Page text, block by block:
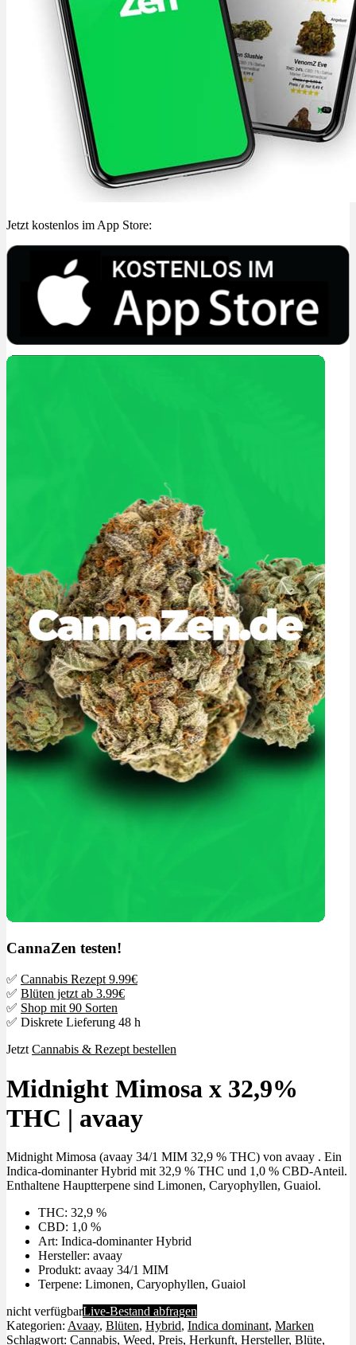
Jetzt kostenlos im App Store:
CannaZen testen!
✅ Cannabis Rezept 9.99€
✅ Blüten jetzt ab 3.99€
✅ Shop mit 90 Sorten
✅ Diskrete Lieferung 48 h
Jetzt Cannabis & Rezept bestellen
Midnight Mimosa x 32,9%
THC | avaay
Midnight Mimosa (avaay 34/1 MIM 32,9 % THC) von avaay . Ein
Indica-dominanter Hybrid mit 32,9 % THC und 1,0 % CBD-Anteil.
Enthaltene Hauptterpene sind Limonen, Caryophyllen, Guaiol.
THC: 32,9 %
CBD: 1,0 %
Art: Indica-dominanter Hybrid
Hersteller: avaay
Produkt: avaay 34/1 MIM
Terpene: Limonen, Caryophyllen, Guaiol
nicht verfügbarLive-Bestand abfragen
Kategorien: Avaay, Blüten, Hybrid, Indica dominant, Marken
Schlagwort: Cannabis, Weed, Preis, Herkunft, Hersteller, Blüte,